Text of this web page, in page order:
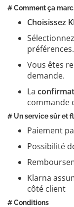
# Comment ça
Choisissez
préférences.
Vous êtes
demande.
La
commande
# Un service sûr et
Paiement
Possibilité
Klarna
côté client
# Conditions